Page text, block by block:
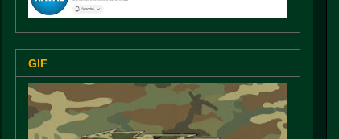
GIF